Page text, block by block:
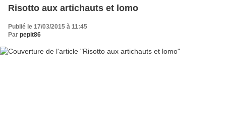
Risotto aux artichauts et lomo
Publié le 17/03/2015 à 11:45
Par pepit86